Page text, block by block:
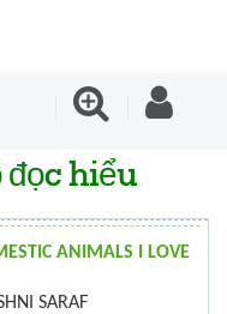
đọc hiểu
ANIMALS I LOVE
SARAF